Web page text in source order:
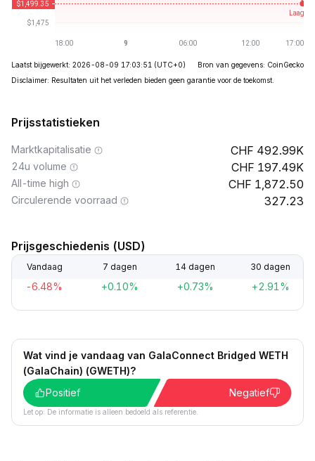
Laatst bijgewerkt: 2026-08-09 17:03:51 (UTC+0)
Bron van gegevens: CoinGecko
Disclaimer: Resultaten uit het verleden bieden geen garantie voor de toekomst.
Prijsstatistieken
Marktkapitalisatie 492.99K
24u volume 197.49K
All-time high 1,872.50
Circulerende voorraad 327.23
Prijsgeschiedenis (USD)
Vandaag 7 dagen 14 dagen 30 dagen
-6.48% +0.10% +0.73% +2.91%
Wat vind je vandaag van GalaConnect Bridged WETH
(GalaChain) (GWETH)?
Positief
Negatief
Let op: De informatie is alleen bedoeld als referentie.